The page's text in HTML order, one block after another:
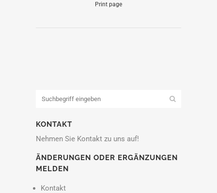
Print page
KONTAKT
Nehmen Sie Kontakt zu uns auf!
ÄNDERUNGEN ODER ERGÄNZUNGEN
MELDEN
Kontakt